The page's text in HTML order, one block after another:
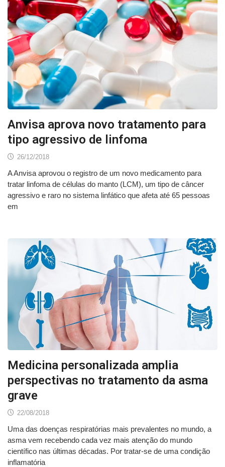
Anvisa aprova novo tratamento para
tipo agressivo de linfoma
26/12/2018
A Anvisa aprovou o registro de um novo medicamento para
tratar linfoma de células do manto (LCM), um tipo de câncer
agressivo e raro no sistema linfático que afeta até 65 pessoas
em
Medicina personalizada amplia
perspectivas no tratamento da asma
grave
22/08/2018
Uma das doenças respiratórias mais prevalentes no mundo, a
asma vem recebendo cada vez mais atenção do mundo
científico nas últimas décadas. Por tratar-se de uma condição
inflamatória